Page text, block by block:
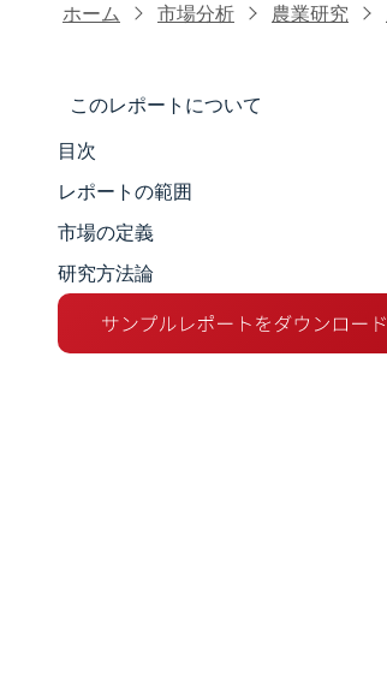
ホーム 市場分析 農業研究
このレポートについて
市場規模とシェア
市場分析
トレンドとインサイト
セグメント分析
目次
レポートの範囲
市場の定義
研究方法論